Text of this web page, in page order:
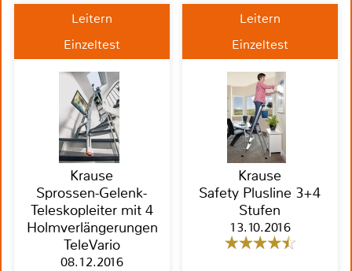
Leitern
Einzeltest
Krause
Sprossen-Gelenk-
Teleskopleiter mit 4
Holmverlängerungen
TeleVario
08.12.2016
Leitern
Einzeltest
Krause
Safety Plusline 3+4
Stufen
13.10.2016